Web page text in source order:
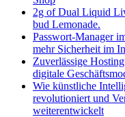
2g of Dual Liquid
bud Lemonade.
Passwort-Manager
mehr Sicherheit im
Zuverlässige
digitale
Wie künstliche
revolutioniert und
weiterentwickelt